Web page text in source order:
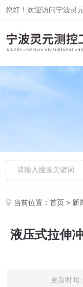
您好！欢迎访问宁波灵
当前位置：首页 > 新
液压式拉伸
更新时